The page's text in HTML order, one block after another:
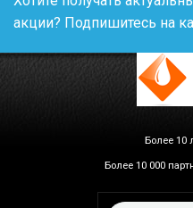
акции? Подпишитесь на
Более 10
Более 10 000